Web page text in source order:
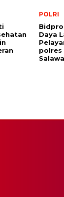
POLRI
Daya
polres